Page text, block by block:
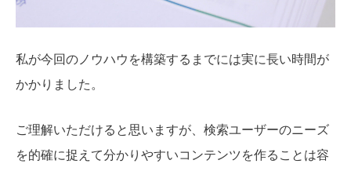
私が今回のノウハウを構築するまでには実に長い時間が
かかりました。
ご理解いただけると思いますが、検索ユーザーのニーズ
を的確に捉えて分かりやすいコンテンツを作ることは容